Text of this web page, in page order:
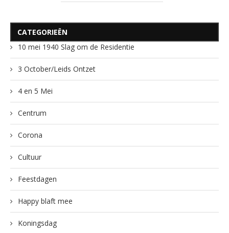
CATEGORIEËN
10 mei 1940 Slag om de Residentie
3 October/Leids Ontzet
4 en 5 Mei
Centrum
Corona
Cultuur
Feestdagen
Happy blaft mee
Koningsdag